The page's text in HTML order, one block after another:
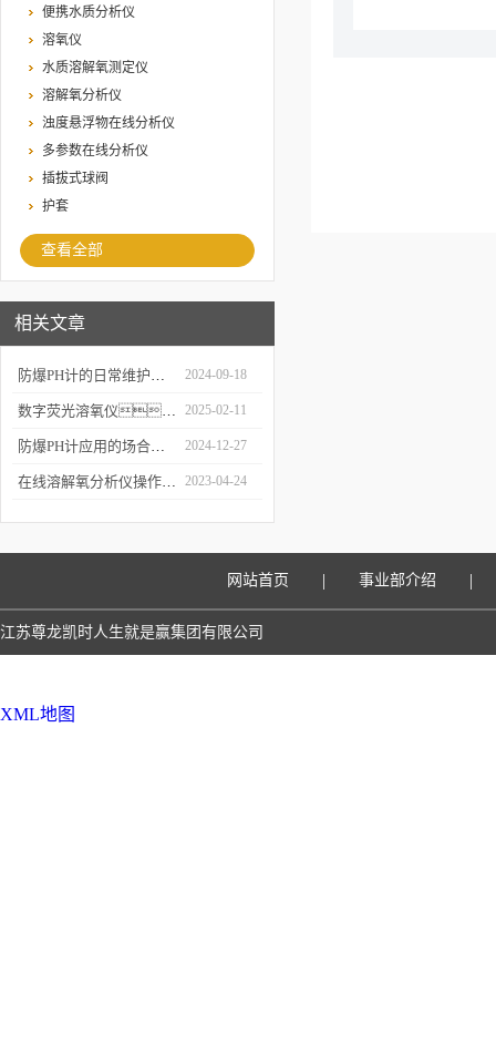
便携水质分析仪
溶氧仪
水质溶解氧测定仪
溶解氧分析仪
浊度悬浮物在线分析仪
多参数在线分析仪
插拔式球阀
护套
查看全部
相关文章
防爆PH计的日常维护与保养技巧 2024-09-18
数字荧光溶氧仪：现代科技在环境监测中的应用 2025-02-11
防爆PH计应用的场合及其作用是什么？ 2024-12-27
在线溶解氧分析仪操作时需要注意哪些问题？ 2023-04-24
网站首页 | 事业部介绍 |
江苏尊龙凯时人生就是赢集团有限公司
XML地图